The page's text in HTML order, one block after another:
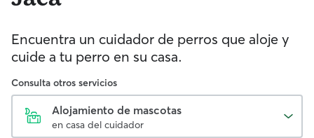
Encuentra un cuidador de perros que aloje y
cuide a tu perro en su casa.
Consulta otros servicios
Alojamiento de mascotas
en casa del cuidador